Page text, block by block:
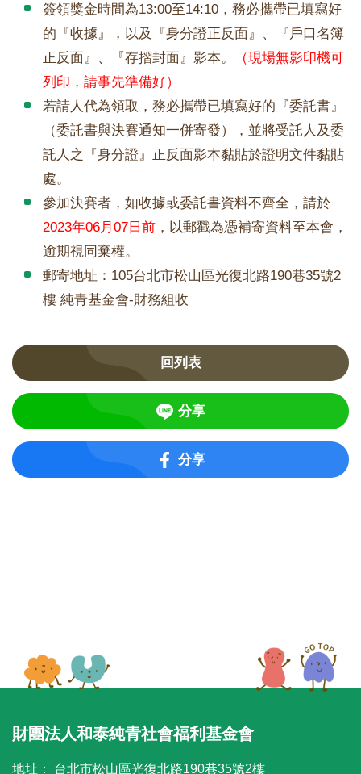
簽領獎金時間為13:00至14:10，務必攜帶已填寫好
的『收據』，以及『身分證正反面』、『戶口名簿
正反面』、『存摺封面』影本。
（現場無影印機可
列印，請事先準備好）
若請人代為領取，務必攜帶已填寫好的『委託書』
（委託書與決賽通知一併寄發），並將受託人及委
託人之『身分證』正反面影本黏貼於證明文件黏貼
處。
參加決賽者，如收據或委託書資料不齊全，請於
2023年06月07日前 ，以郵戳為憑補寄資料至本會，
逾期視同棄權。
郵寄地址：105台北市松山區光復北路190巷35號2
樓 純青基金會-財務組收
回列表
分享
分享
財團法人和泰純青社會福利基金會
地址： 台北市松山區光復北路190巷35號2樓